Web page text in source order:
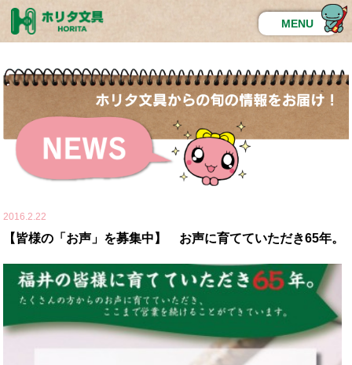
MENU
2016.2.22
【皆様の「お声」を募集中】 お声に育てていただき65年。